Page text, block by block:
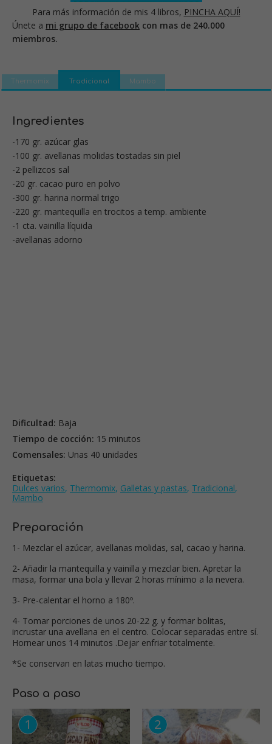
Para más información de mis 4 libros, PINCHA AQUÍ!
Únete a mi grupo de facebook con mas de 240.000
miembros.
Thermomix Tradicional Mambo
Ingredientes
-170 gr. azúcar glas
-100 gr. avellanas molidas tostadas sin piel
-2 pellizcos sal
-20 gr. cacao puro en polvo
-300 gr. harina normal trigo
-220 gr. mantequilla en trocitos a temp. ambiente
-1 cta. vainilla líquida
-avellanas adorno
Dificultad: Baja
Tiempo de cocción: 15 minutos
Comensales: Unas 40 unidades
Etiquetas:
Dulces varios, Thermomix, Galletas y pastas, Tradicional,
Mambo
Preparación
1- Mezclar el azúcar, avellanas molidas, sal, cacao y harina.
2- Añadir la mantequilla y vainilla y mezclar bien. Apretar la
masa, formar una bola y llevar 2 horas mínimo a la nevera.
3- Pre-calentar el horno a 180º.
4- Tomar porciones de unos 20-22 g. y formar bolitas,
incrustar una avellana en el centro. Colocar separadas entre sí.
Hornear unos 14 minutos .Dejar enfriar totalmente.
*Se conservan en latas mucho tiempo.
Paso a paso